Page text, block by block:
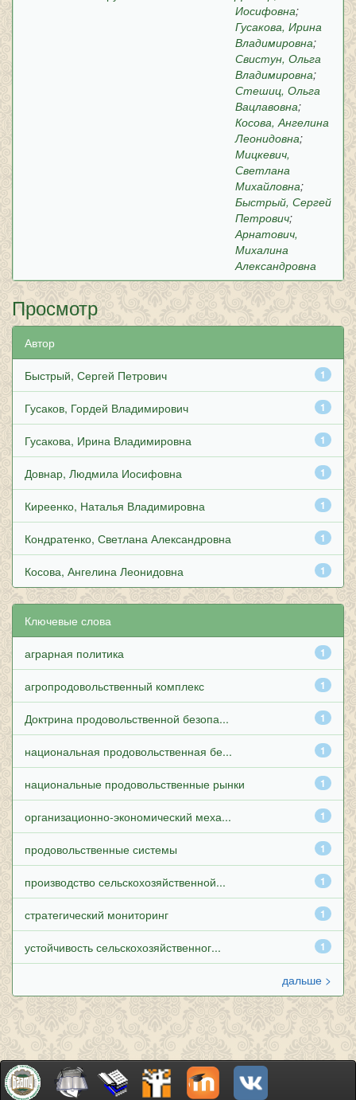
Иосифовна;
Гусакова, Ирина
Владимировна;
Свистун, Ольга
Владимировна;
Стешиц, Ольга
Вацлавовна;
Косова, Ангелина
Леонидовна;
Мицкевич,
Светлана
Михайловна;
Быстрый, Сергей
Петрович;
Арнатович,
Михалина
Александровна
Просмотр
Автор
1
Быстрый, Сергей Петрович
1
Гусаков, Гордей Владимирович
1
Гусакова, Ирина Владимировна
1
Довнар, Людмила Иосифовна
1
Киреенко, Наталья Владимировна
1
Кондратенко, Светлана Александровна
1
Косова, Ангелина Леонидовна
Ключевые слова
1
аграрная политика
1
агропродовольственный комплекс
1
Доктрина продовольственной безопа...
1
национальная продовольственная бе...
1
национальные продовольственные рынки
1
организационно-экономический меха...
1
продовольственные системы
1
производство сельскохозяйственной...
1
стратегический мониторинг
1
устойчивость сельскохозяйственног...
дальше >